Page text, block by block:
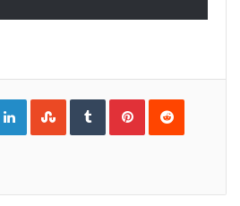
LinkedInStumbleUpon
TumblrPinterestReddit